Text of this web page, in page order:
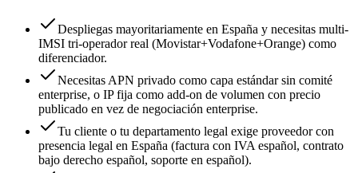
Despliegas mayoritariamente en España y necesitas multi-
IMSI tri-operador real (Movistar+Vodafone+Orange) como
diferenciador.
Necesitas APN privado como capa estándar sin comité
enterprise, o IP fija como add-on de volumen con precio
publicado en vez de negociación enterprise.
Tu cliente o tu departamento legal exige proveedor con
presencia legal en España (factura con IVA español, contrato
bajo derecho español, soporte en español).